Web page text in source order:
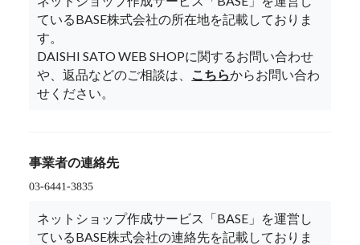
ているBASE株式会社の所在地を記載しておりま
す。
DAISHI SATO WEB SHOPに関するお問い合わせ
や、返品などのご相談は、 こちらからお問い合わ
せください。
事業者の連絡先
ネットショップ作成サービス「BASE」を運営し
ているBASE株式会社の連絡先を記載しておりま